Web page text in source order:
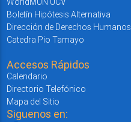
Boletín Hipótesis Alternativa
Dirección de Derechos Humanos
Catedra Pio Tamayo
Accesos Rápidos
Calendario
Directorio Telefónico
Mapa del Sitio
Siguenos en: